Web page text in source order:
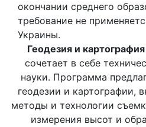
окончании среднего
требование не
Украины.
Геодезия и картография
сочетает в себе
науки. Программа
геодезии и картографии,
методы и технологии
измерения высот и